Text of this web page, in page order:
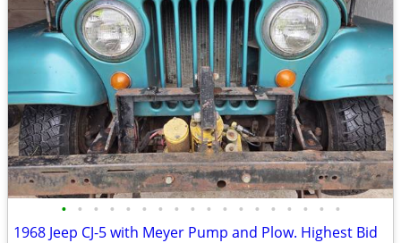
• • • • • • • • • • • • • • • • • •
1968 Jeep CJ-5 with Meyer Pump and Plow. Highest Bid